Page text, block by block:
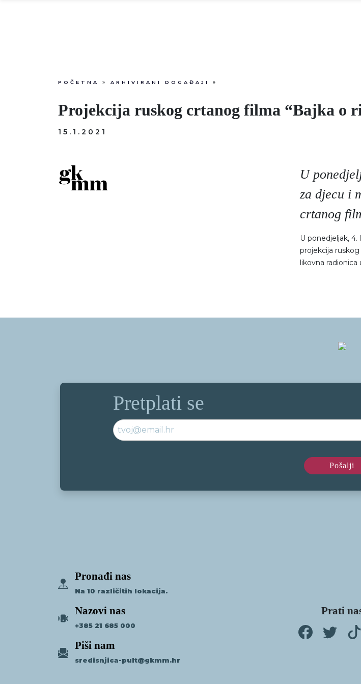
POČETNA » ARHIVIRANI DOGAĐAJI »
Projekcija ruskog crtanog filma “Bajka o
15.1.2021
U
za djecu i
crtanog
U ponedjeljak,
projekcija ruskog
likovna
Pretplati se
Pronađi nas
Na 10 različitih lokacija.
Nazovi nas
+385 21 685 000
Piši nam
sredisnjica-pult@gkmm.hr
Prati